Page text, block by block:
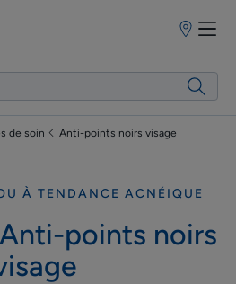
Points
vente
de soin Anti-points noirs visage
À TENDANCE ACNÉIQUE
points noirs